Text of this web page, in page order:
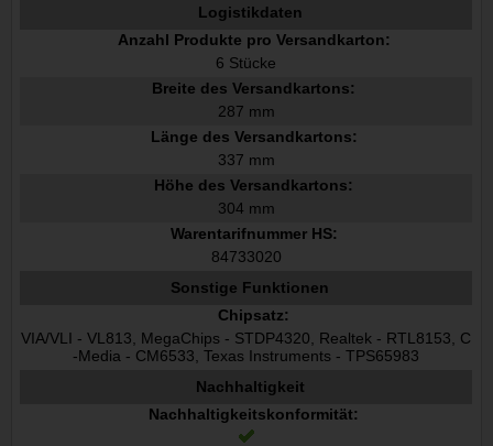
Logistikdaten
Anzahl Produkte pro Versandkarton:
6 Stücke
Breite des Versandkartons:
287 mm
Länge des Versandkartons:
337 mm
Höhe des Versandkartons:
304 mm
Warentarifnummer HS:
84733020
Sonstige Funktionen
Chipsatz:
VIA/VLI - VL813, MegaChips - STDP4320, Realtek - RTL8153, C
-Media - CM6533, Texas Instruments - TPS65983
Nachhaltigkeit
Nachhaltigkeitskonformität: